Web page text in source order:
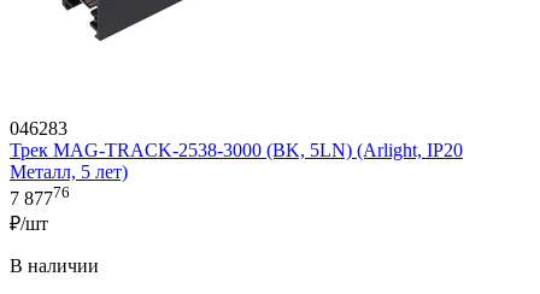
046283
Трек MAG-TRACK-2538-3000 (BK, 5LN) (Arlight, IP20
Металл, 5 лет)
7 87776
₽/шт
В наличии